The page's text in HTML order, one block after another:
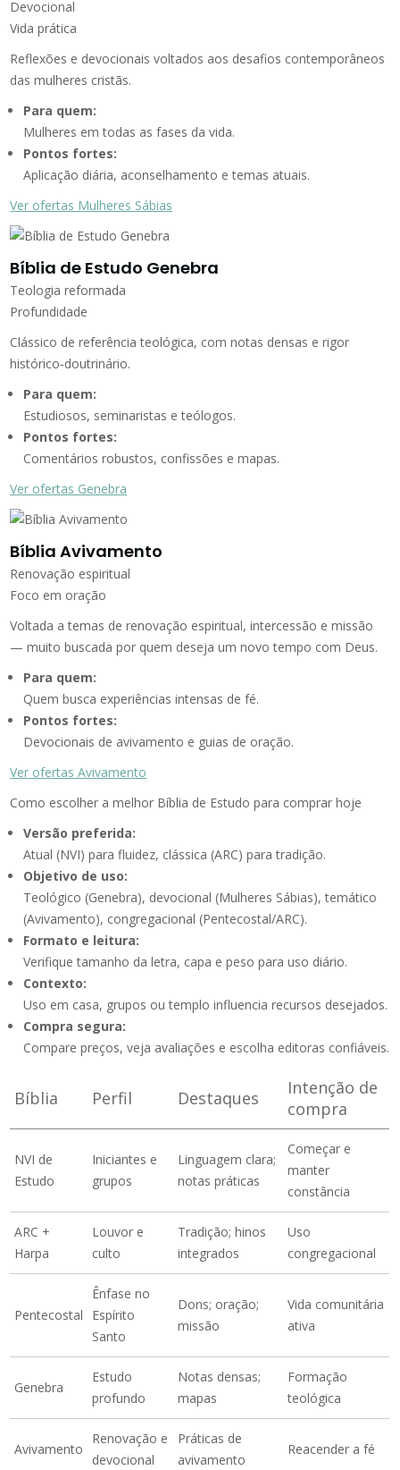
Devocional
Vida prática
Reflexões e devocionais voltados aos desafios contemporâneos
das mulheres cristãs.
Para quem:
Mulheres em todas as fases da vida.
Pontos fortes:
Aplicação diária, aconselhamento e temas atuais.
Ver ofertas Mulheres Sábias
Bíblia de Estudo Genebra
Teologia reformada
Profundidade
Clássico de referência teológica, com notas densas e rigor
histórico‑doutrinário.
Para quem:
Estudiosos, seminaristas e teólogos.
Pontos fortes:
Comentários robustos, confissões e mapas.
Ver ofertas Genebra
Bíblia Avivamento
Renovação espiritual
Foco em oração
Voltada a temas de renovação espiritual, intercessão e missão
— muito buscada por quem deseja um novo tempo com Deus.
Para quem:
Quem busca experiências intensas de fé.
Pontos fortes:
Devocionais de avivamento e guias de oração.
Ver ofertas Avivamento
Como escolher a melhor Bíblia de Estudo para comprar hoje
Versão preferida:
Atual (NVI) para fluidez, clássica (ARC) para tradição.
Objetivo de uso:
Teológico (Genebra), devocional (Mulheres Sábias), temático
(Avivamento), congregacional (Pentecostal/ARC).
Formato e leitura:
Verifique tamanho da letra, capa e peso para uso diário.
Contexto:
Uso em casa, grupos ou templo influencia recursos desejados.
Compra segura:
Compare preços, veja avaliações e escolha editoras confiáveis.
Bíblia Perfil Destaques
Intenção de
compra
NVI de
Estudo
Iniciantes e
grupos
Linguagem clara;
notas práticas
Começar e
manter
constância
ARC +
Harpa
Louvor e
culto
Tradição; hinos
integrados
Uso
congregacional
Pentecostal
Ênfase no
Espírito
Santo
Dons; oração;
missão
Vida comunitária
ativa
Genebra
Estudo
profundo
Notas densas;
mapas
Formação
teológica
Avivamento
Renovação e
devocional
Práticas de
avivamento
Reacender a fé